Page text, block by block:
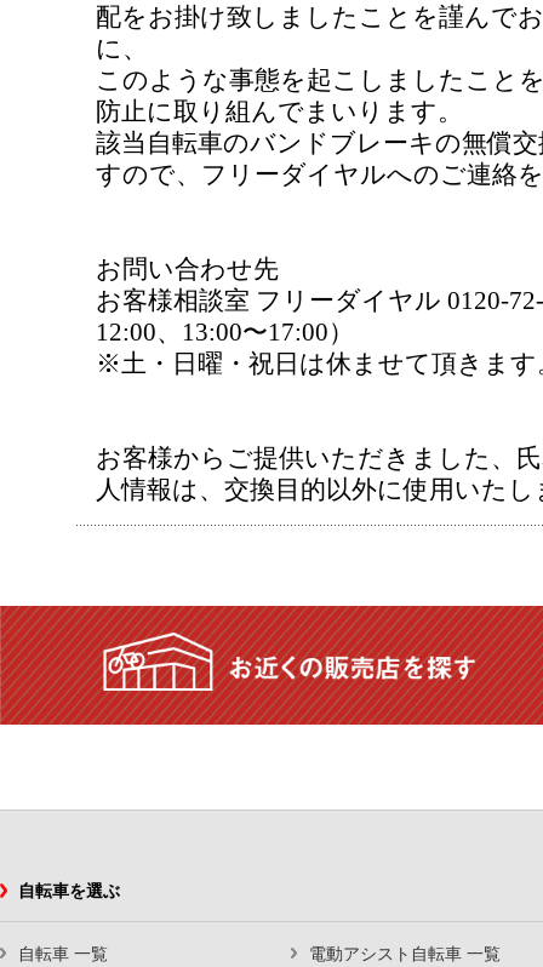
配をお掛け致しましたことを謹んで
に、
このような事態を起こしましたこと
防止に取り組んでまいります。
該当自転車のバンドブレーキの無償
すので、フリーダイヤルへのご連絡
お問い合わせ先
お客様相談室 フリーダイヤル 0120-
12:00、13:00〜17:00）
※土・日曜・祝日は休ませて頂きます
お客様からご提供いただきました、
人情報は、交換目的以外に使用いた
自転車を選ぶ
自転車 一覧 電動アシスト自転車 一覧